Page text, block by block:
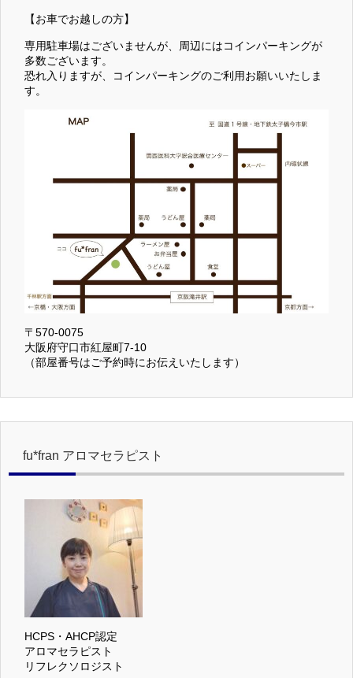
【お車でお越しの方】
専用駐車場はございませんが、周辺にはコインパーキングが
多数ございます。
恐れ入りますが、コインパーキングのご利用お願いいたしま
す。
〒570-0075
大阪府守口市紅屋町7-10
（部屋番号はご予約時にお伝えいたします）
fu*fran アロマセラピスト
HCPS・AHCP認定
アロマセラピスト
リフレクソロジスト